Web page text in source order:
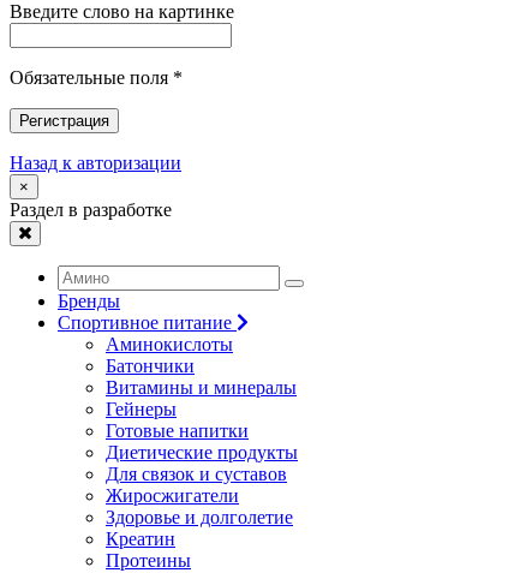
Введите слово на картинке
Обязательные поля *
Регистрация
Назад к авторизации
×
Раздел в разработке
Бренды
Спортивное питание
Аминокислоты
Батончики
Витамины и минералы
Гейнеры
Готовые напитки
Диетические продукты
Для связок и суставов
Жиросжигатели
Здоровье и долголетие
Креатин
Протеины